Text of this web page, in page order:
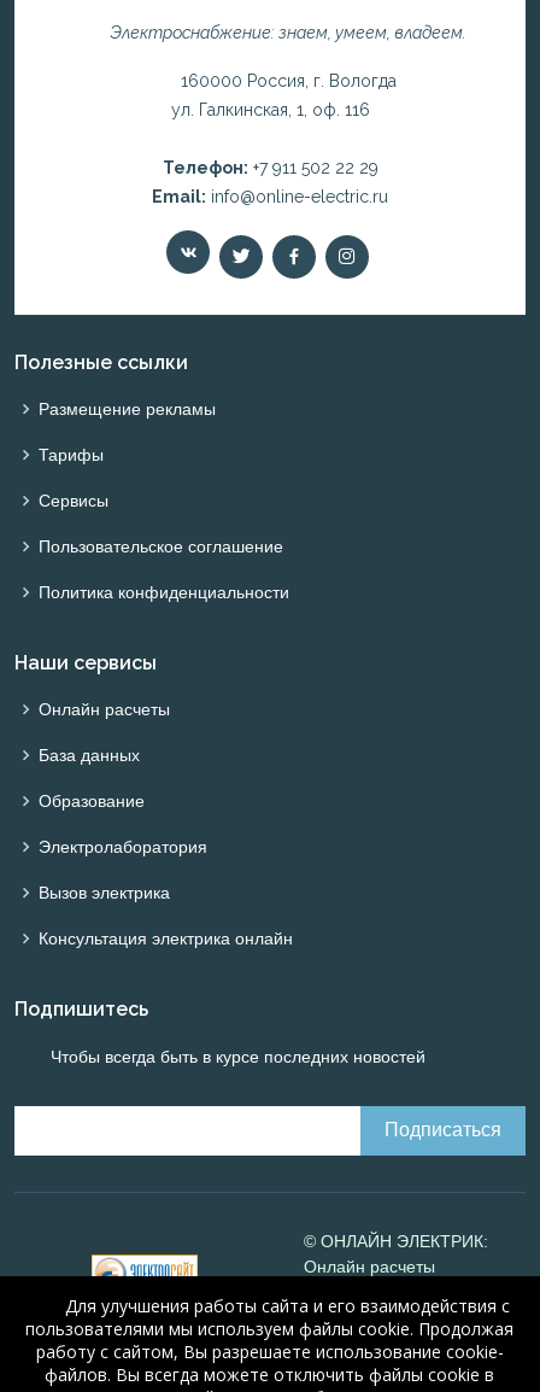
Электроснабжение: знаем, умеем, владеем.
160000 Россия, г. Вологда
ул. Галкинская, 1, оф. 116
Телефон: +7 911 502 22 29
Email: info@online-electric.ru
Полезные ссылки
Размещение рекламы
Тарифы
Сервисы
Пользовательское соглашение
Политика конфиденциальности
Наши сервисы
Онлайн расчеты
База данных
Образование
Электролаборатория
Вызов электрика
Консультация электрика онлайн
Подпишитесь
Чтобы всегда быть в курсе последних новостей
© ОНЛАЙН ЭЛЕКТРИК:
Онлайн расчеты
Online-electric.ru, 2008-
2026
© А.Н. Алюнов, 2008-2026
Для улучшения работы сайта и его взаимодействия с
пользователями мы используем файлы cookie. Продолжая
работу с сайтом, Вы разрешаете использование cookie-
файлов. Вы всегда можете отключить файлы cookie в